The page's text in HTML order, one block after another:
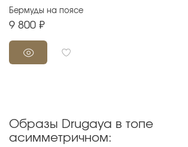
Бермуды на поясе
9 800 ₽
Образы Drugaya в топе
асимметричном: